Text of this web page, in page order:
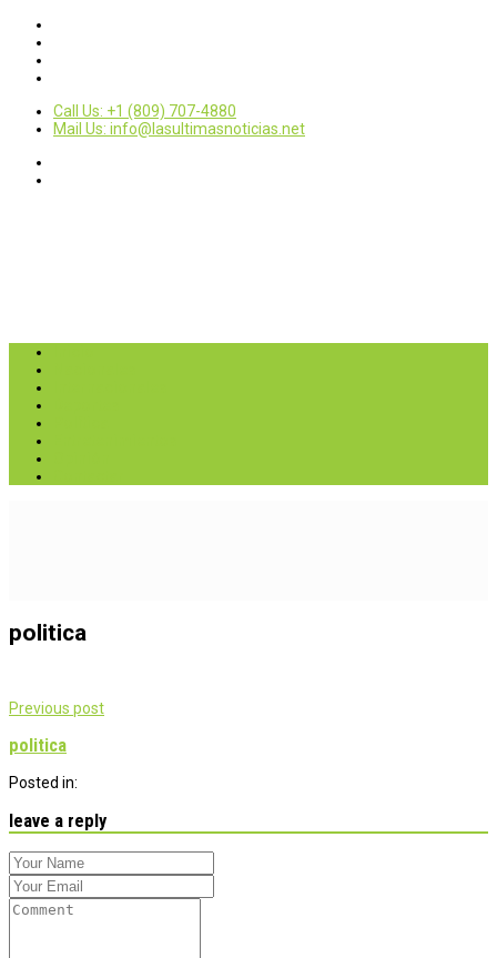
Call Us: +1 (809) 707-4880
Mail Us: info@lasultimasnoticias.net
politica
Post
navigation
Previous post
politica
Posted in:
leave a reply